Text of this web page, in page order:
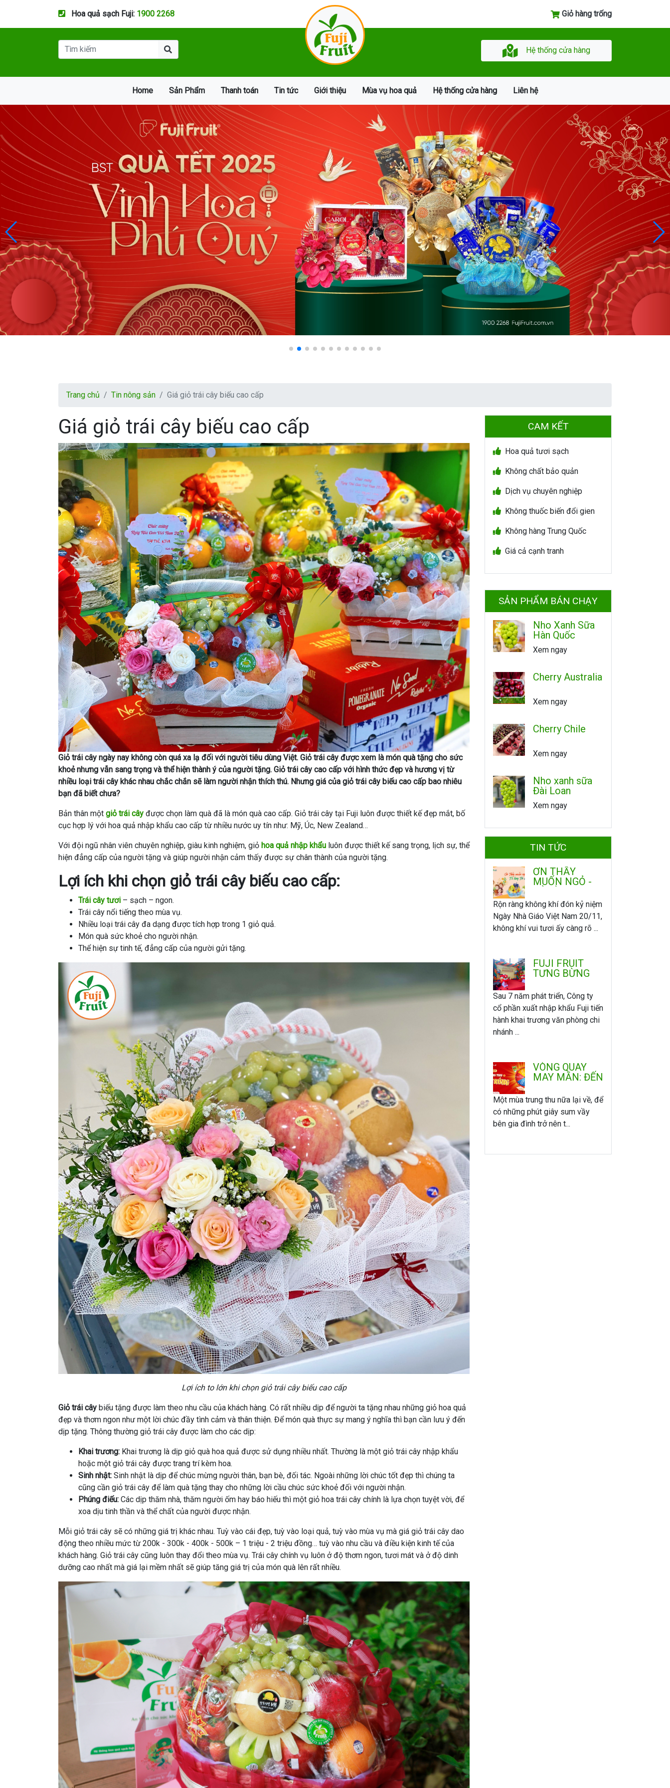
Hoa quả sạch Fuji: 1900 2268 Giỏ hàng trống
Hệ thống cửa hàng
Home Sản Phẩm Thanh toán Tin tức Giới thiệu Mùa vụ hoa quả Hệ thống cửa hàng Liên hệ
Trang chủ Tin nông sản Giá giỏ trái cây biếu cao cấp
Giá giỏ trái cây biếu cao cấp
Giỏ trái cây ngày nay không còn quá xa lạ đối với người tiêu dùng Việt. Giỏ trái cây được xem là món quà tặng cho sức
khoẻ nhưng vẫn sang trọng và thể hiện thành ý của người tặng. Giỏ trái cây cao cấp với hình thức đẹp và hương vị từ
nhiều loại trái cây khác nhau chắc chắn sẽ làm người nhận thích thú. Nhưng giá của giỏ trái cây biếu cao cấp bao nhiêu
bạn đã biết chưa?
Bản thân một giỏ trái cây được chọn làm quà đã là món quà cao cấp. Giỏ trái cây tại Fuji luôn được thiết kế đẹp mắt, bố
cục hợp lý với hoa quả nhập khẩu cao cấp từ nhiều nước uy tín như: Mỹ, Úc, New Zealand…
Với đội ngũ nhân viên chuyên nghiệp, giàu kinh nghiệm, giỏ hoa quả nhập khẩu luôn được thiết kế sang trọng, lịch sự, thể
hiện đẳng cấp của người tặng và giúp người nhận cảm thấy được sự chân thành của người tặng.
Lợi ích khi chọn giỏ trái cây biếu cao cấp:
Trái cây tươi – sạch – ngon.
Trái cây nổi tiếng theo mùa vụ.
Nhiều loại trái cây đa dạng được tích hợp trong 1 giỏ quả.
Món quà sức khoẻ cho người nhận.
Thể hiện sự tinh tế, đẳng cấp của người gửi tặng.
Lợi ích to lớn khi chọn giỏ trái cây biếu cao cấp
Giỏ trái cây biếu tặng được làm theo nhu cầu của khách hàng. Có rất nhiều dịp để người ta tặng nhau những giỏ hoa quả
đẹp và thơm ngon như một lời chúc đầy tình cảm và thân thiện. Để món quà thực sự mang ý nghĩa thì bạn cần lưu ý đến
dịp tặng. Thông thường giỏ trái cây được làm cho các dịp:
Khai trương: Khai trương là dịp giỏ quà hoa quả được sử dụng nhiều nhất. Thường là một giỏ trái cây nhập khẩu
hoặc một giỏ trái cây được trang trí kèm hoa.
Sinh nhật: Sinh nhật là dịp để chúc mừng người thân, bạn bè, đối tác. Ngoài những lời chúc tốt đẹp thì chúng ta
cũng cần giỏ trái cây để làm quà tặng thay cho những lời cầu chúc sức khoẻ đối với người nhận.
Phúng điếu: Các dịp thăm nhà, thăm người ốm hay báo hiếu thì một giỏ hoa trái cây chính là lựa chọn tuyệt vời, để
xoa dịu tinh thần và thể chất của người được nhận.
Mỗi giỏ trái cây sẽ có những giá trị khác nhau. Tuỳ vào cái đẹp, tuỳ vào loại quả, tuỳ vào mùa vụ mà giá giỏ trái cây dao
động theo nhiều mức từ 200k - 300k - 400k - 500k – 1 triệu - 2 triệu đồng… tuỳ vào nhu cầu và điều kiện kinh tế của
khách hàng. Giỏ trái cây cũng luôn thay đổi theo mùa vụ. Trái cây chính vụ luôn ở độ thơm ngon, tươi mát và ở độ dinh
dưỡng cao nhất mà giá lại mềm nhất sẽ giúp tăng giá trị của món quà lên rất nhiều.
CAM KẾT
Hoa quả tươi sạch
Không chất bảo quản
Dịch vụ chuyên nghiệp
Không thuốc biến đổi gien
Không hàng Trung Quốc
Giá cả cạnh tranh
SẢN PHẨM BÁN CHẠY
Nho Xanh Sữa
Hàn Quốc
Xem ngay
Cherry Australia
Xem ngay
Cherry Chile
Xem ngay
Nho xanh sữa
Đài Loan
Xem ngay
TIN TỨC
ƠN THẦY
MUỐN NGỎ -
ÂN
Rộn ràng không khí đón kỷ niệm
Ngày Nhà Giáo Việt Nam 20/11,
không khí vui tươi ấy càng rõ ...
FUJI FRUIT
TƯNG BỪNG
VĂN PHÒNG -
CHI NHÁNH
MIỀN NAM
Sau 7 năm phát triển, Công ty
cổ phần xuất nhập khẩu Fuji tiến
hành khai trương văn phòng chi
nhánh ...
VÒNG QUAY
MAY MẮN: ĐẾN
TRUNG THU -
QUAY LÀ
TRÚNG
Một mùa trung thu nữa lại về, để
có những phút giây sum vầy
bên gia đình trở nên t...